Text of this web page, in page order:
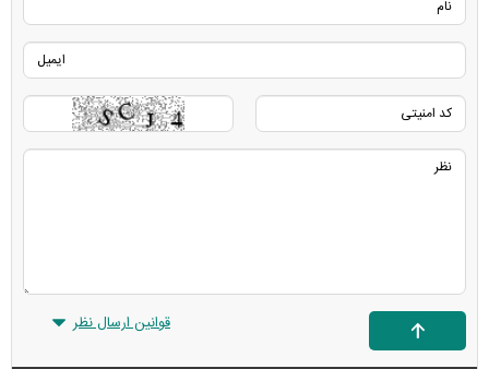
قوانین ارسال نظر